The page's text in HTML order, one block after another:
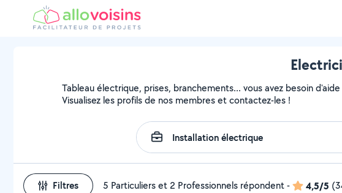
Tableau électrique, prises, branchements... vous avez besoin
Visualisez les profils de nos membres et contactez-les !
Filtres 5 Particuliers et 2 Professionnels répondent- 4,5/5